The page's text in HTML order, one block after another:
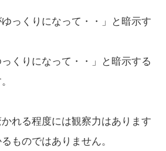
っくりになって・・」と暗示す
くりになって・・」と暗示する
れる程度には観察力はあります
ものではありません。